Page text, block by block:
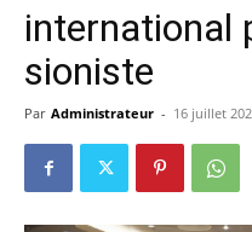
international
sioniste
Par Administrateur - 16 juillet